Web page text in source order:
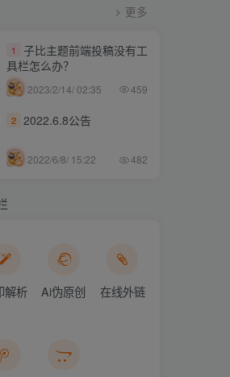
更多
1
子比主题前端投稿没有工
具栏怎么办？
2023/2/14/ 02:35 459
2 2022.6.8公告
2022/6/8/ 15:22 482
解析 Ai伪原创 在线外链